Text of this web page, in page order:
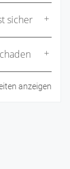
sicher
anzeigen